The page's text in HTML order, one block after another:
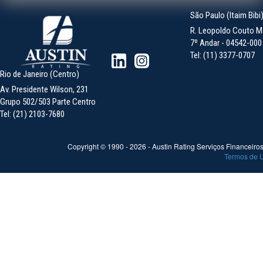
São Paulo (Itaim Bibi)
R. Leopoldo Couto
7º Andar - 04542-
Tel: (11) 3377-0707
Rio de Janeiro (Centro)
Av. Presidente Wilson, 231
Grupo 502/503 Parte Centro
Tel: (21) 2103-7680
Copyright © 1990 -2026 - Austin Rating Serviços
Termos de